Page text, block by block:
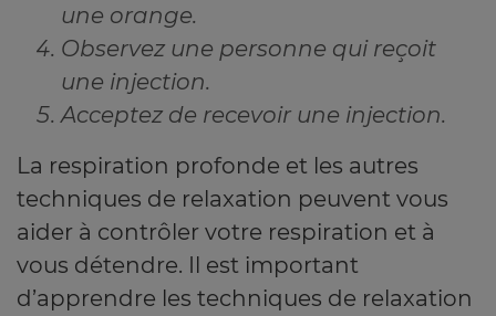
une orange.
Observez une personne qui reçoit
une injection.
Acceptez de recevoir une injection.
La respiration profonde et les autres
techniques de relaxation peuvent vous
aider à contrôler votre respiration et à
vous détendre. Il est important
d’apprendre les techniques de relaxation